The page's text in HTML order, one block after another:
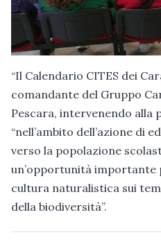
“Il Calendario CITES dei
comandante del Gruppo
Pescara, intervenendo alla
“nell’ambito dell’azione di
verso la popolazione
un’opportunità importante
cultura naturalistica sui
della biodiversità”.